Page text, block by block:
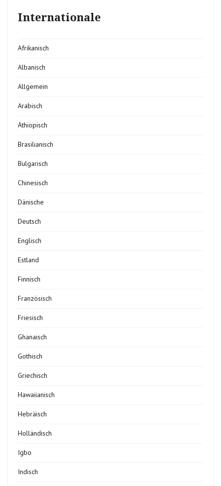
Internationale
Afrikanisch
Albanisch
Allgemein
Arabisch
Äthiopisch
Brasilianisch
Bulgarisch
Chinesisch
Dänische
Deutsch
Englisch
Estland
Finnisch
Französisch
Friesisch
Ghanaisch
Gothisch
Griechisch
Hawaiianisch
Hebräisch
Holländisch
Igbo
Indisch